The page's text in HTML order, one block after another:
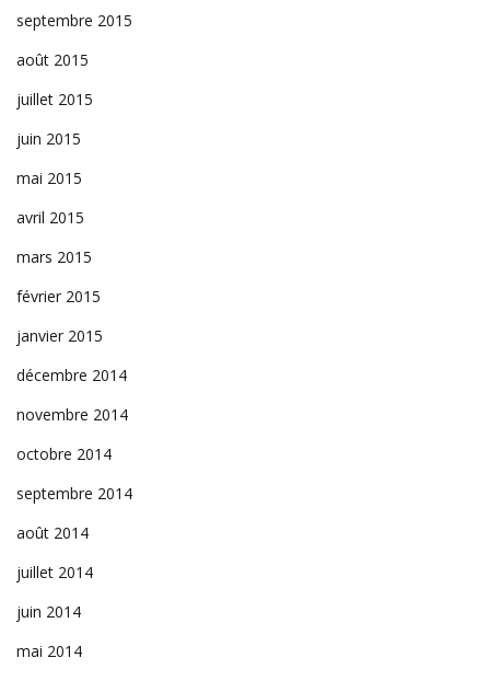
septembre 2015
août 2015
juillet 2015
juin 2015
mai 2015
avril 2015
mars 2015
février 2015
janvier 2015
décembre 2014
novembre 2014
octobre 2014
septembre 2014
août 2014
juillet 2014
juin 2014
mai 2014